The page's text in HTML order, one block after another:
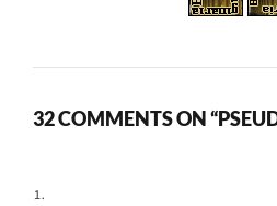
32 COMMENTS ON